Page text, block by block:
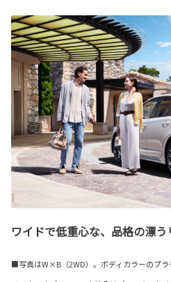
ワイドで低重心な、品格の漂う
■写真はW×B（2WD）。ボディカラーのプ